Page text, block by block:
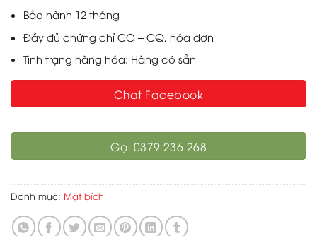
Bảo hành 12 tháng
Đầy đủ chứng chỉ CO – CQ, hóa đơn
Tình trạng hàng hóa: Hàng có sẵn
Chat Facebook
Gọi 0379 236 268
Danh mục: Mặt bích